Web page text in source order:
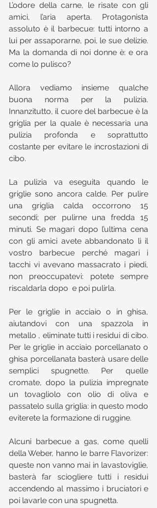
L’odore della carne, le risate con gli
amici, l’aria aperta. Protagonista
assoluto è il barbecue: tutti intorno a
lui per assaporarne, poi, le sue delizie.
Ma la domanda di noi donne è: e ora
come lo pulisco?
Allora vediamo insieme qualche
buona norma per la pulizia.
Innanzitutto, il cuore del barbecue è la
griglia per la quale è necessaria una
pulizia profonda e soprattutto
costante per evitare le incrostazioni di
cibo.
La pulizia va eseguita quando le
griglie sono ancora calde. Per pulire
una griglia calda occorrono 15
secondi; per pulirne una fredda 15
minuti. Se magari dopo l’ultima cena
con gli amici avete abbandonato lì il
vostro barbecue perché magari i
tacchi vi avevano massacrato i piedi,
non preoccupatevi: potete sempre
riscaldarla dopo  e poi pulirla.
Per le griglie in acciaio o in ghisa,
aiutandovi con una spazzola in
metallo , eliminate tutti i residui di cibo.
Per le griglie in acciaio porcellanato o
ghisa porcellanata basterà usare delle
semplici spugnette. Per quelle
cromate, dopo la pulizia impregnate
un tovagliolo con olio di oliva e
passatelo sulla griglia: in questo modo
eviterete la formazione di ruggine.
Alcuni barbecue a gas, come quelli
della Weber, hanno le barre Flavorizer:
queste non vanno mai in lavastoviglie,
basterà far sciogliere tutti i residui
accendendo al massimo i bruciatori e
poi lavarle con una spugnetta.